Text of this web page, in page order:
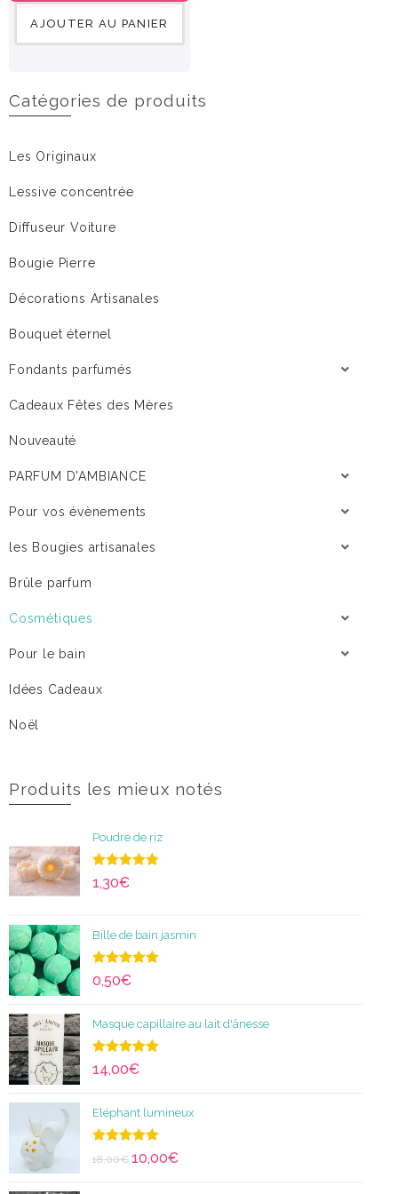
AJOUTER AU PANIER
Catégories de produits
Les Originaux
Lessive concentrée
Diffuseur Voiture
Bougie Pierre
Décorations Artisanales
Bouquet éternel
Fondants parfumés
Cadeaux Fêtes des Mères
Nouveauté
PARFUM D'AMBIANCE
Pour vos évènements
les Bougies artisanales
Brûle parfum
Cosmétiques
Pour le bain
Idées Cadeaux
Noël
Produits les mieux notés
Poudre de riz
Note5.00
sur 5
1,30€
Bille de bain jasmin
Note5.00
sur 5
0,50€
Masque capillaire au lait d'ânesse
Note5.00
sur 5
14,00€
Eléphant lumineux
Note
5.00
sur 5
18,00€ 10,00€